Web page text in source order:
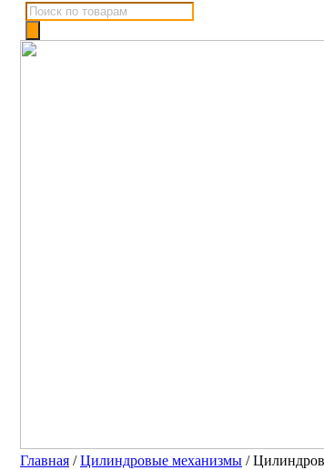
Поиск
товаров
Главная /Цилиндровые механизмы /